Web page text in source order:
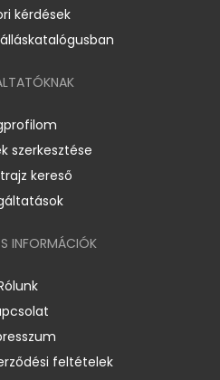
kérdések
szerkesztése
kereső
INFORMÁCIÓK
feltételek